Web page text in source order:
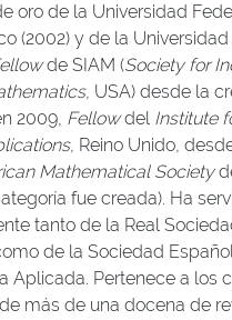
oro de la Universidad
(2002) y de la
de SIAM (Society for
, USA) desde la
2009, Fellowdel Institute
, Reino Unido,
Mathematical Society
fue creada). Ha
tanto de la Real
de la Sociedad
Aplicada. Pertenece a los
más de una docena de